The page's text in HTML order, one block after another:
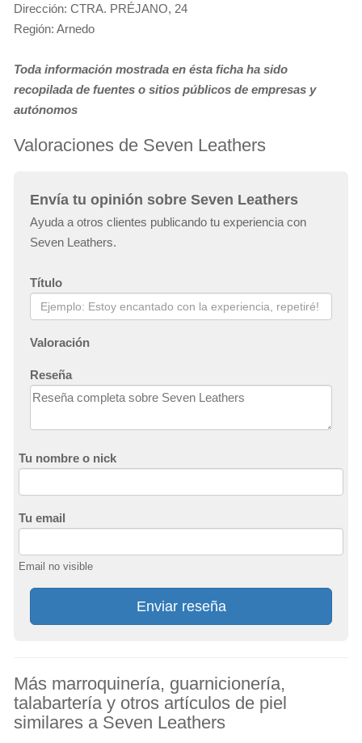
Dirección: CTRA. PRÉJANO, 24
Región: Arnedo
Toda información mostrada en ésta ficha ha sido
recopilada de fuentes o sitios públicos de empresas y
autónomos
Valoraciones de Seven Leathers
Envía tu opinión sobre Seven Leathers
Ayuda a otros clientes publicando tu experiencia con
Seven Leathers.
Título
Valoración
Reseña
Tu nombre o nick
Tu email
Email no visible
Enviar reseña
Más marroquinería, guarnicionería,
talabartería y otros artículos de piel
similares a Seven Leathers